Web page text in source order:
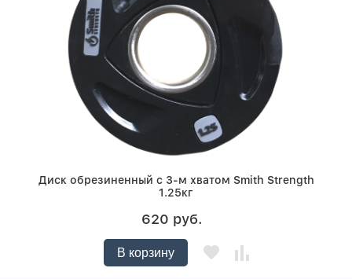
Диск обрезиненный c 3-м хватом Smith Strength
1.25кг
620 руб.
В корзину